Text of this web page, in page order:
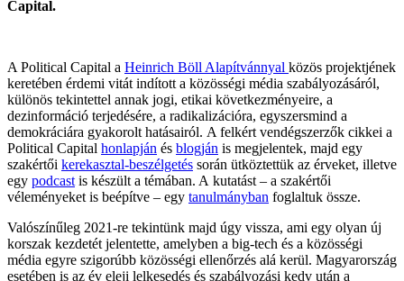
Capital.
A Political Capital a Heinrich Böll Alapítvánnyal közös projektjének
keretében érdemi vitát indított a közösségi média szabályozásáról,
különös tekintettel annak jogi, etikai következményeire, a
dezinformáció terjedésére, a radikalizációra, egyszersmind a
demokráciára gyakorolt hatásairól. A felkért vendégszerzők cikkei a
Political Capital honlapján és blogján is megjelentek, majd egy
szakértői kerekasztal-beszélgetés során ütköztettük az érveket, illetve
egy podcast is készült a témában. A kutatást – a szakértői
véleményeket is beépítve – egy tanulmányban foglaltuk össze.
Valószínűleg 2021-re tekintünk majd úgy vissza, ami egy olyan új
korszak kezdetét jelentette, amelyben a big-tech és a közösségi
média egyre szigorúbb közösségi ellenőrzés alá kerül. Magyarország
esetében is az év eleji lelkesedés és szabályozási kedv után a